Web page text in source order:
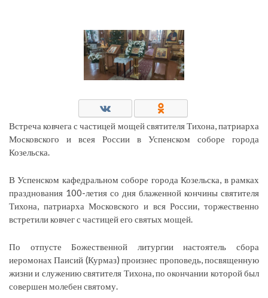
Встреча ковчега с частицей мощей святителя Тихона, патриарха
Московского и всея России в Успенском соборе города
Козельска.
В Успенском кафедральном соборе города Козельска, в рамках
празднования 100-летия со дня блаженной кончины святителя
Тихона, патриарха Московского и вся России, торжественно
встретили ковчег с частицей его святых мощей.
По отпусте Божественной литургии настоятель сбора
иеромонах Паисий (Курмаз) произнес проповедь, посвященную
жизни и служению святителя Тихона, по окончании которой был
совершен молебен святому.